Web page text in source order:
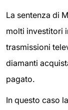
La sentenza di
molti investitori
trasmissioni
diamanti
pagato.
In questo caso